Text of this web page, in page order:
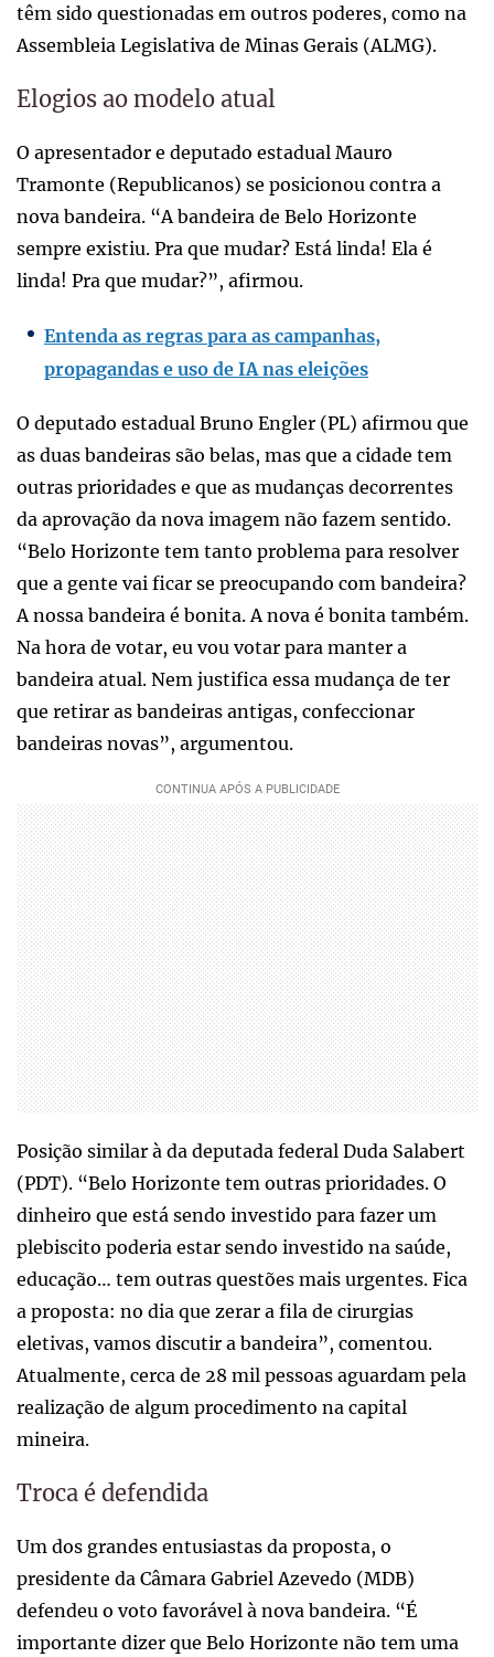
têm sido questionadas em outros poderes, como na
Assembleia Legislativa de Minas Gerais (ALMG).
Elogios ao modelo atual
O apresentador e deputado estadual Mauro
Tramonte (Republicanos) se posicionou contra a
nova bandeira. “A bandeira de Belo Horizonte
sempre existiu. Pra que mudar? Está linda! Ela é
linda! Pra que mudar?”, afirmou.
Entenda as regras para as campanhas,
propagandas e uso de IA nas eleições
O deputado estadual Bruno Engler (PL) afirmou que
as duas bandeiras são belas, mas que a cidade tem
outras prioridades e que as mudanças decorrentes
da aprovação da nova imagem não fazem sentido.
“Belo Horizonte tem tanto problema para resolver
que a gente vai ficar se preocupando com bandeira?
A nossa bandeira é bonita. A nova é bonita também.
Na hora de votar, eu vou votar para manter a
bandeira atual. Nem justifica essa mudança de ter
que retirar as bandeiras antigas, confeccionar
bandeiras novas”, argumentou.
Posição similar à da deputada federal Duda Salabert
(PDT). “Belo Horizonte tem outras prioridades. O
dinheiro que está sendo investido para fazer um
plebiscito poderia estar sendo investido na saúde,
educação… tem outras questões mais urgentes. Fica
a proposta: no dia que zerar a fila de cirurgias
eletivas, vamos discutir a bandeira”, comentou.
Atualmente, cerca de 28 mil pessoas aguardam pela
realização de algum procedimento na capital
mineira.
Troca é defendida
Um dos grandes entusiastas da proposta, o
presidente da Câmara Gabriel Azevedo (MDB)
defendeu o voto favorável à nova bandeira. “É
importante dizer que Belo Horizonte não tem uma